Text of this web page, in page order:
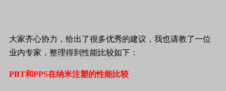
大家齐心协力，给出了很多优秀的建议，我也请教了一位
业内专家，整理得到性能比较如下：
PBT和PPS在纳米注塑的性能比较